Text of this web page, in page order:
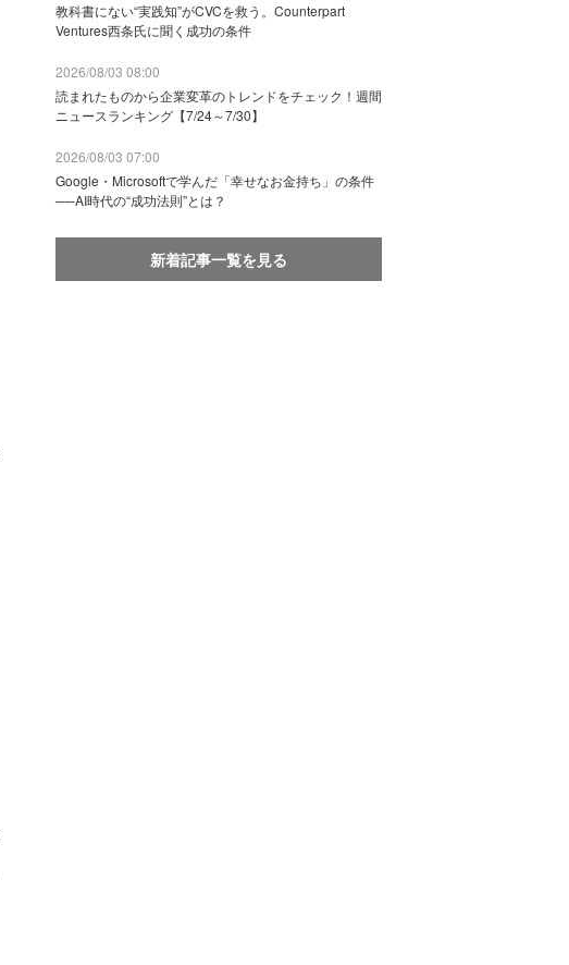
教科書にない“実践知”がCVCを救う。Counterpart
Ventures西条氏に聞く成功の条件
2026/08/03 08:00
読まれたものから企業変革のトレンドをチェック！週間
ニュースランキング【7/24～7/30】
2026/08/03 07:00
Google・Microsoftで学んだ「幸せなお金持ち」の条件
──AI時代の“成功法則”とは？
新着記事一覧を見る